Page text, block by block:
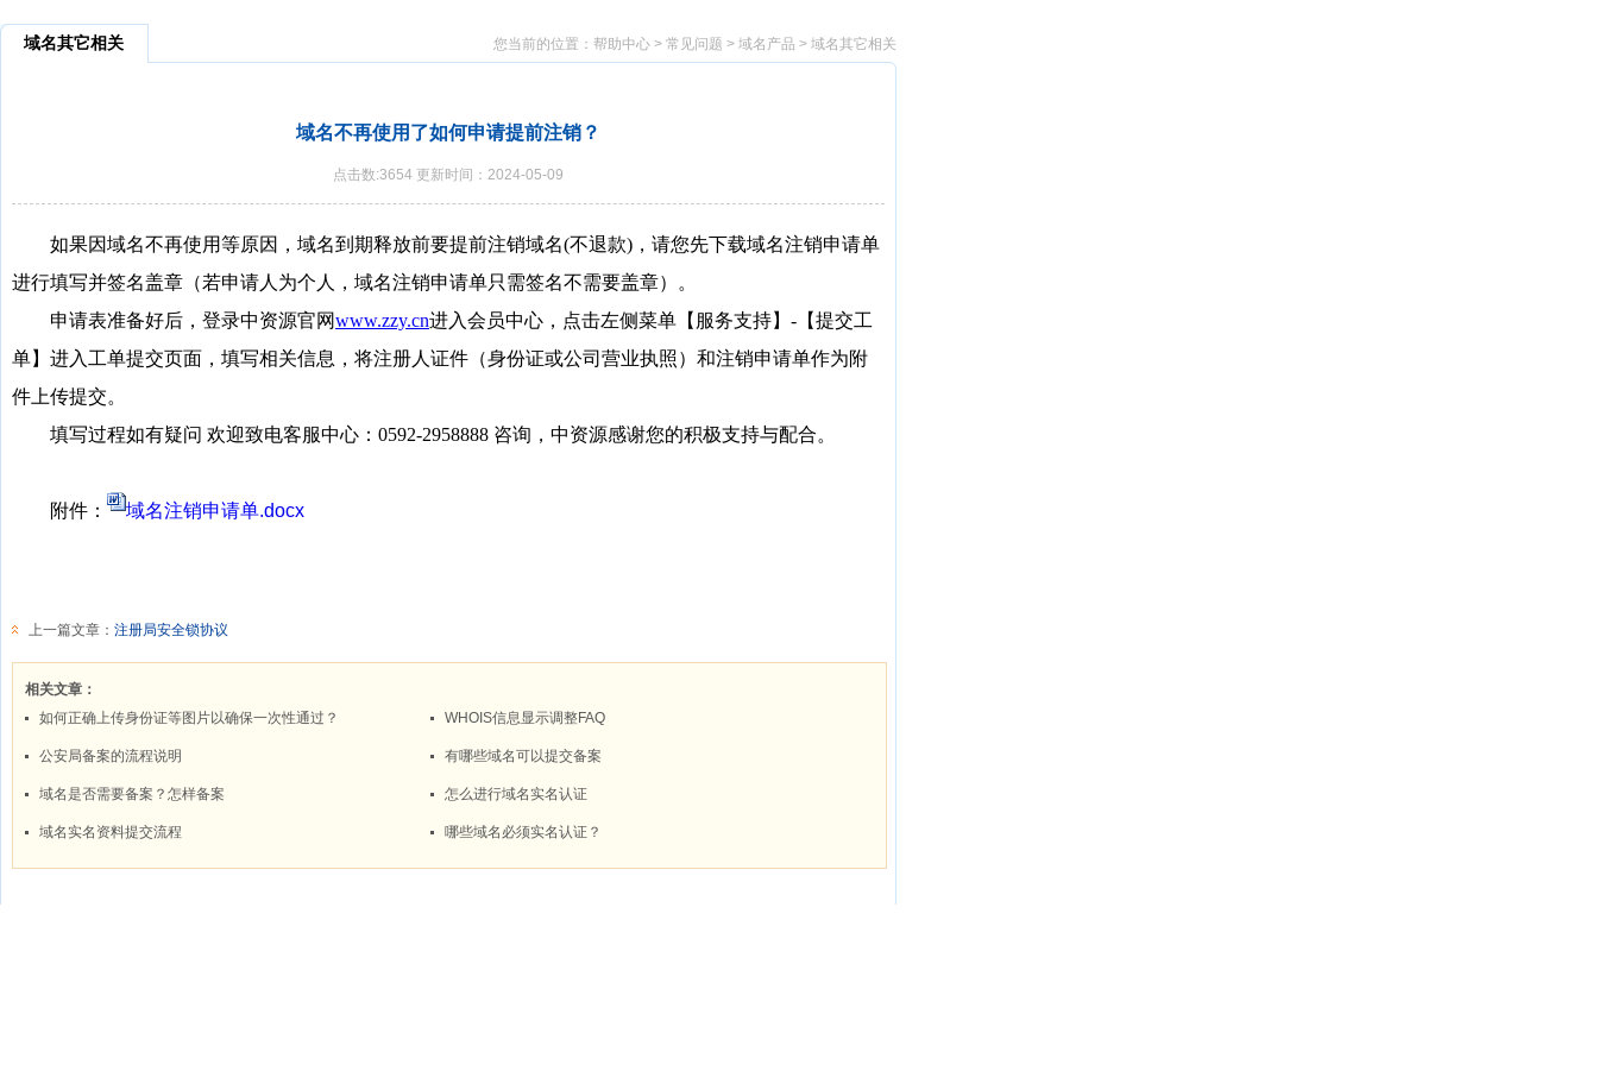
域名其它相关 您当前的位置： 帮助中心 > 常见问题 > 域名产品 > 域名其它相关
域名不再使用了如何申请提前注销？
点击数:3654 更新时间：2024-05-09
如果因域名不再使用等原因，域名到期释放前要提前注销域名(不退款)，请您先下载域名注销申请单
进行填写并签名盖章（若申请人为个人，域名注销申请单只需签名不需要盖章）。
申请表准备好后，登录中资源官网www.zzy.cn进入会员中心，点击左侧菜单【服务支持】-【提交工
单】进入工单提交页面，填写相关信息，将注册人证件（身份证或公司营业执照）和注销申请单作为附
件上传提交。
填写过程如有疑问 欢迎致电客服中心：0592-2958888 咨询，中资源感谢您的积极支持与配合。
附件： 域名注销申请单.docx
上一篇文章： 注册局安全锁协议
相关文章：
如何正确上传身份证等图片以确保一次性通过？
WHOIS信息显示调整FAQ
公安局备案的流程说明 有哪些域名可以提交备案
域名是否需要备案？怎样备案 怎么进行域名实名认证
域名实名资料提交流程 哪些域名必须实名认证？